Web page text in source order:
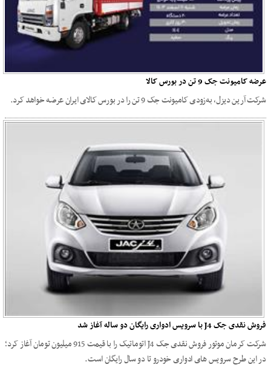
عرضه کامیونت جک 9 تن در بورس کالا
شرکت آرین دیزل، به‌زودی کامیونت جک 9 تن را در بورس کالای ایران عرضه خواهد کرد.
فروش نقدی جک J4 با سرویس ادواری رایگان دو ساله آغاز شد
شرکت کرمان موتور فروش نقدی جک J4 اتوماتیک را با قیمت 915 میلیون تومان آغاز کرد؛
در این طرح سرویس های ادواری خودرو تا دو سال رایگان است.